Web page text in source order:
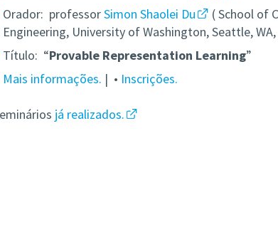
Orador: professorSimon Shaolei Du
( School of
Engineering, University of Washington,Seattle, WA,
Título: “Provable Representation Learning”
Mais informações. | • Inscrições.
já realizados.